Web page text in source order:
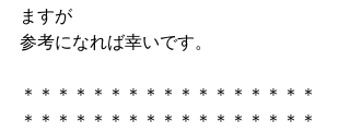
ますが
参考になれば幸いです。
＊＊＊＊＊＊＊＊＊＊＊＊＊＊＊＊＊
＊＊＊＊＊＊＊＊＊＊＊＊＊＊＊＊＊